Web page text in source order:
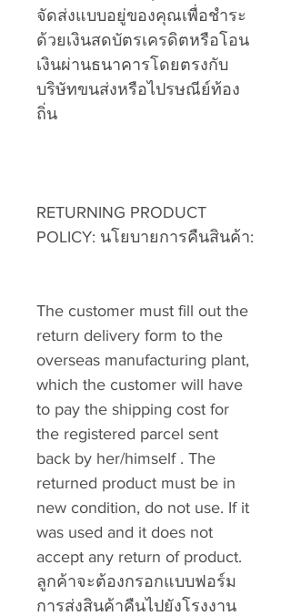
จัดส่งแบบอยู่ของคุณเพื่อชำระ
ด้วยเงินสดบัตรเครดิตหรือโอน
เงินผ่านธนาคารโดยตรงกับ
บริษัทขนส่งหรือไปรษณีย์ท้อง
ถิ่น
RETURNING PRODUCT
POLICY: นโยบายการคืนสินค้า:
The customer must fill out the
return delivery form to the
overseas manufacturing plant,
which the customer will have
to pay the shipping cost for
the registered parcel sent
back by her/himself . The
returned product must be in
new condition, do not use. If it
was used and it does not
accept any return of product.
ลูกค้าจะต้องกรอกแบบฟอร์ม
การส่งสินค้าคืนไปยังโรงงาน